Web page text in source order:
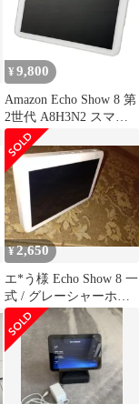
¥ 9,800
Amazon Echo Show 8 第
2世代 A8H3N2 スマー
トディスプレイ 8イン
チ HD スピーカー Alexa
搭載 アレクサ ニュース
音楽 動画 中古
Z11428268
¥2,650
エ*う様 Echo Show 8 一
式 / グレーシャーホワ
イト / 第2世代